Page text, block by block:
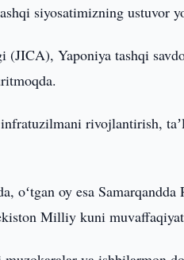
siyosatimizning ustuvor
(JICA), Yaponiya tashqi
rivojlantirish,
oy esa
Milliy kuni